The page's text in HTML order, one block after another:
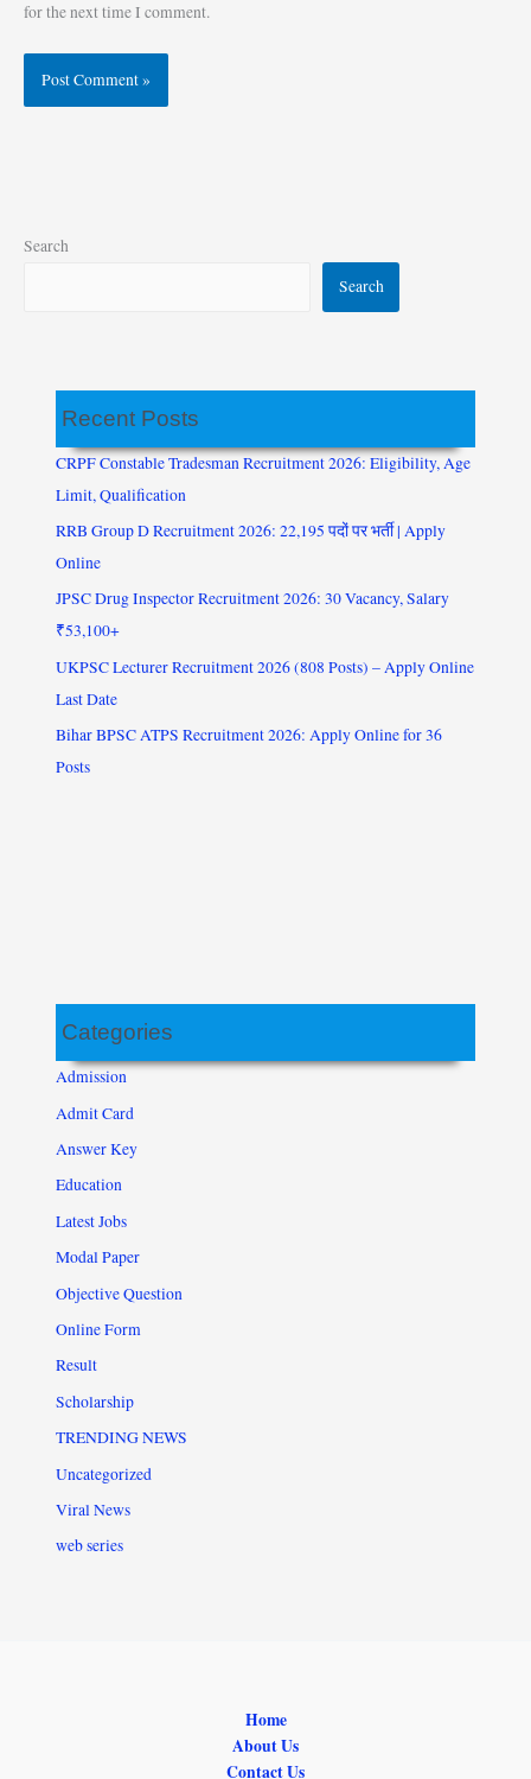
for the next time I comment.
Search
Search
Recent Posts
CRPF Constable Tradesman Recruitment 2026: Eligibility, Age
Limit, Qualification
RRB Group D Recruitment 2026: 22,195 पदों पर भर्ती | Apply
Online
JPSC Drug Inspector Recruitment 2026: 30 Vacancy, Salary
₹53,100+
UKPSC Lecturer Recruitment 2026 (808 Posts) – Apply Online
Last Date
Bihar BPSC ATPS Recruitment 2026: Apply Online for 36
Posts
Categories
Admission
Admit Card
Answer Key
Education
Latest Jobs
Modal Paper
Objective Question
Online Form
Result
Scholarship
TRENDING NEWS
Uncategorized
Viral News
web series
Home
About Us
Contact Us